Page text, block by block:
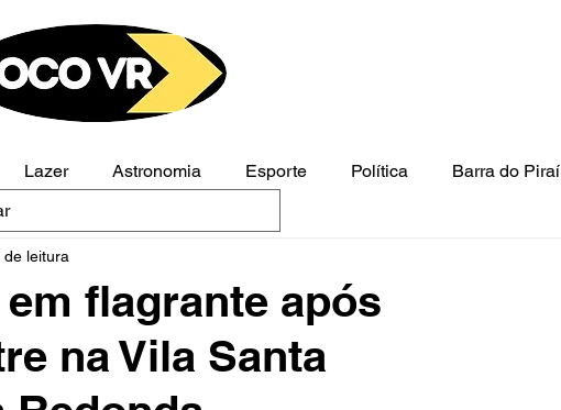
Lazer Astronomia Esporte Política Barra do Piraí
flagrante após
na Vila Santa
de leitura